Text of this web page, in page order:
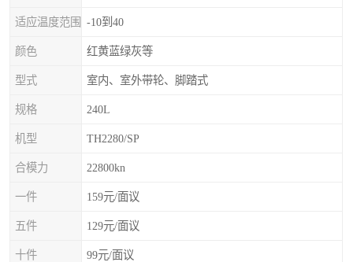
适应温度范围 -10到40
颜色 红黄蓝绿灰等
型式 室内、室外带轮、脚踏式
规格 240L
机型 TH2280/SP
合模力 22800kn
一件 159元/面议
五件 129元/面议
十件 99元/面议